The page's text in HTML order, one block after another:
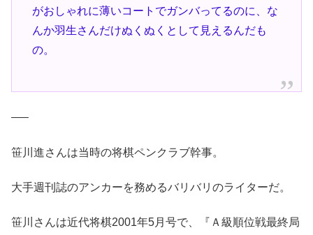
がおしゃれに薄いコートでガンバってるのに、な
んか羽生さんだけぬくぬくとして見えるんだも
の。
—–
笹川進さんは当時の将棋ペンクラブ幹事。
大手週刊誌のアンカーを務めるバリバリのライターだ。
笹川さんは近代将棋2001年5月号で、『Ａ級順位戦最終局